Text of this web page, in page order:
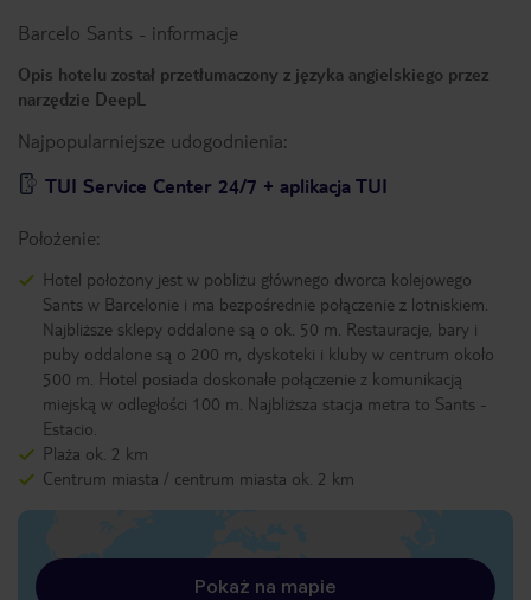
Barcelo Sants - informacje
Opis hotelu został przetłumaczony z języka angielskiego przez
narzędzie DeepL
Najpopularniejsze udogodnienia:
TUI Service Center 24/7 + aplikacja TUI
Położenie:
Hotel położony jest w pobliżu głównego dworca kolejowego
Sants w Barcelonie i ma bezpośrednie połączenie z lotniskiem.
Najbliższe sklepy oddalone są o ok. 50 m. Restauracje, bary i
puby oddalone są o 200 m, dyskoteki i kluby w centrum około
500 m. Hotel posiada doskonałe połączenie z komunikacją
miejską w odległości 100 m. Najbliższa stacja metra to Sants -
Estacio.
Plaża ok. 2 km
Centrum miasta / centrum miasta ok. 2 km
Pokaż na mapie